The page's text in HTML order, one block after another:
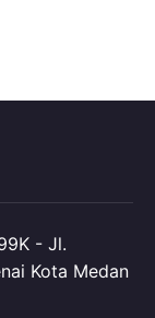
- Jl.
Kota Medan